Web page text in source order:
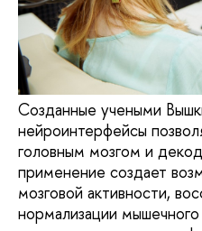
Созданные учеными
нейроинтерфейсы
головным мозгом и
применение создает
мозговой активности,
нормализации